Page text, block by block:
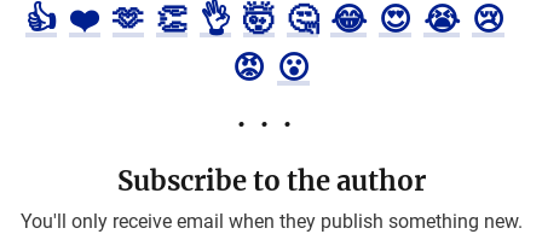
👍 ❤️ 🫶 👏 👌 🤯 🤔 😂 😍 😭 😢
😡 😮
Subscribe to the author
You'll only receive email when they publish something new.